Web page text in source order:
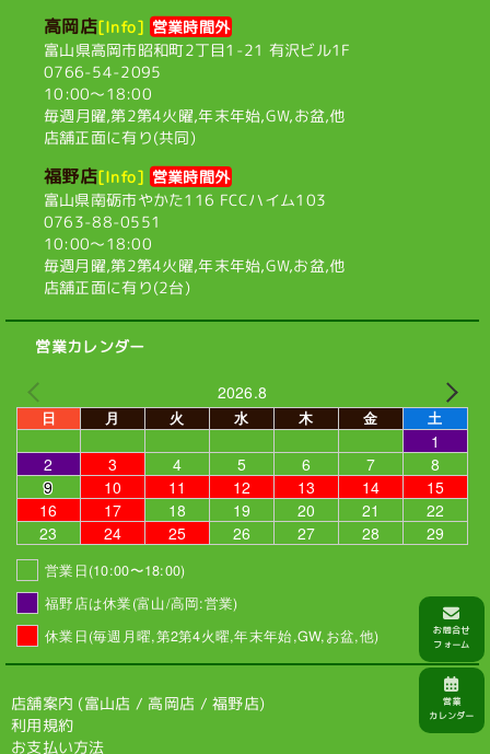
高岡店[Info] 営業時間外
富山県高岡市昭和町2丁目1-21 有沢ビル1F
0766-54-2095
10:00〜18:00
毎週月曜,第2第4火曜,年末年始,GW,お盆,他
店舗正面に有り(共同)
福野店[Info] 営業時間外
富山県南砺市やかた116 FCCハイム103
0763-88-0551
10:00〜18:00
毎週月曜,第2第4火曜,年末年始,GW,お盆,他
店舗正面に有り(2台)
営業カレンダー
2026.8
日 月 火 水 木 金 土
1
2
3 4 5 6 7
8
9
10 11 12 13 14
15
16
17 18 19 20 21
22
23
24 25 26 27 28 29
営業日(10:00〜18:00)
福野店は休業(富山/高岡:営業)
休業日(毎週月曜,第2第4火曜,年末年始,GW,お盆,他)
店舗案内 (富山店 / 高岡店 /福野店)
利用規約
お支払い方法